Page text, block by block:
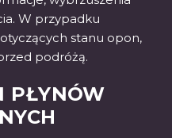
W przypadku
stanu opon,
podróżą.
PŁYNÓW